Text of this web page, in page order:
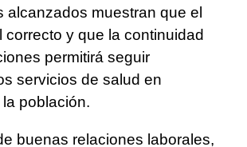
alcanzados muestran que el
correcto y que la continuidad
permitirá seguir
servicios de salud en
población.
buenas relaciones laborales,